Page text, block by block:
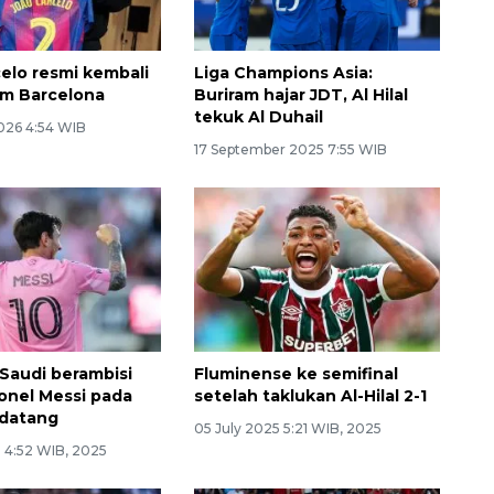
resmi kembali
Barcelona
4:54 WIB
Liga Champions Asia:
Buriram hajar JDT, Al Hilal
tekuk Al Duhail
17 September 2025 7:55 WIB
berambisi
Messi pada
WIB, 2025
Fluminense ke semifinal
setelah taklukan Al-Hilal 2-1
05 July 2025 5:21 WIB, 2025